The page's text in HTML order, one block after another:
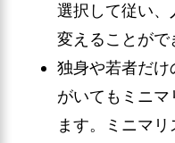
選択して従い、
変えることがで
独身や若者だ
がいてもミニマ
ます。ミニマ